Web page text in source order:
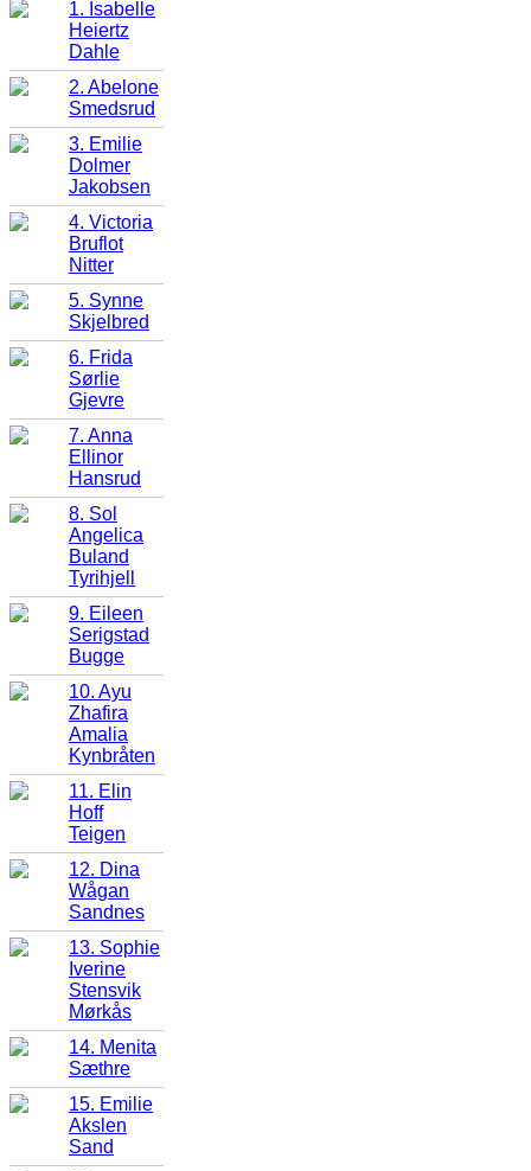
1. Isabelle
Heiertz
Dahle
2. Abelone
Smedsrud
3. Emilie
Dolmer
Jakobsen
4. Victoria
Bruflot
Nitter
5. Synne
Skjelbred
6. Frida
Sørlie
Gjevre
7. Anna
Ellinor
Hansrud
8. Sol
Angelica
Buland
Tyrihjell
9. Eileen
Serigstad
Bugge
10. Ayu
Zhafira
Amalia
Kynbråten
11. Elin
Hoff
Teigen
12. Dina
Wågan
Sandnes
13. Sophie
Iverine
Stensvik
Mørkås
14. Menita
Sæthre
15. Emilie
Akslen
Sand